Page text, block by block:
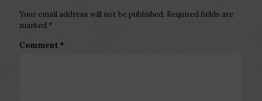
Your email address will not be published. Required fields are
marked *
Comment *